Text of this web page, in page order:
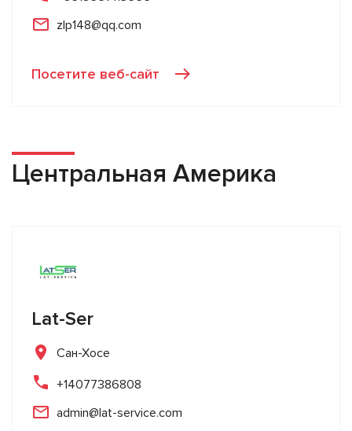
zlp148@qq.com
Посетите веб-сайт
Центральная Америка
Lat-Ser
Сан-Хосе
+14077386808
admin@lat-service.com